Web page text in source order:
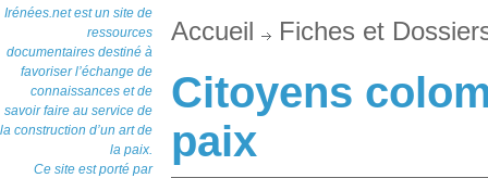
Irénées.net est un site de
ressources
documentaires destiné à
favoriser l’échange de
connaissances et de
savoir faire au service de
la construction d’un art de
la paix.
Ce site est porté par
Accueil Fiches et
Citoyens
paix